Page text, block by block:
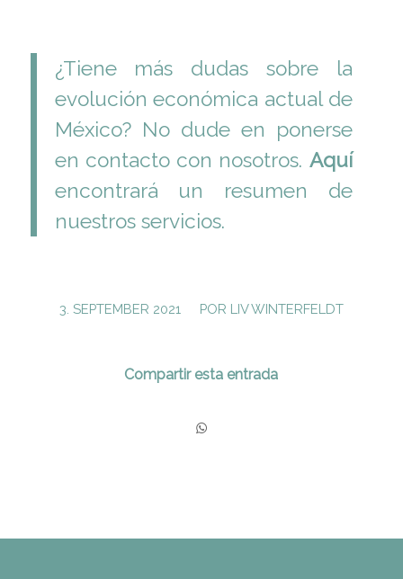
¿Tiene más dudas sobre la
evolución económica actual de
México? No dude en ponerse
en contacto con nosotros. Aquí
encontrará un resumen de
nuestros servicios.
3. SEPTEMBER 2021
/ POR LIV WINTERFELDT
Compartir esta entrada